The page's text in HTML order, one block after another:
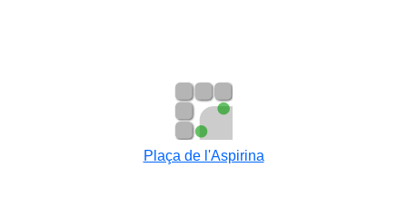
Plaça de l'Aspirina